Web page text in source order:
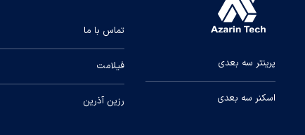
پرینتر سه بعدی
اسکنر سه بعدی
تماس با ما
فیلامت
رزین آذرین